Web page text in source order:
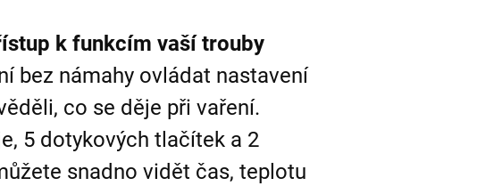
k funkcím vaší trouby
bez námahy ovládat nastavení
co se děje při vaření.
5 dotykových tlačítek a 2
snadno vidět čas, teplotu